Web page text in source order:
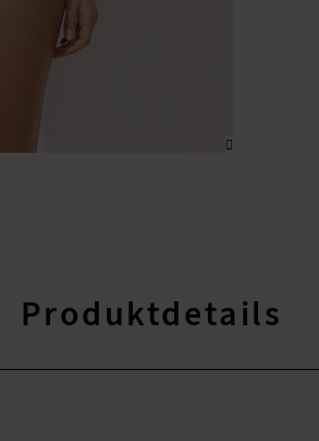
Produktdetails